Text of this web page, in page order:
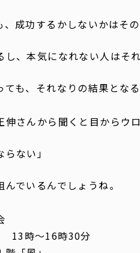
成功するかしないかはその
、本気になれない人はそ
も、それなりの結果となる
さんから聞くと目からウ
ない」
でいるんでしょうね。
13時〜16時30分